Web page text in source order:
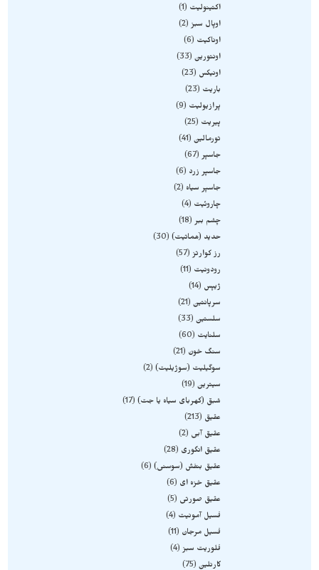
اکتینولیت
1
اوپال سبز 2
اوناکیت
6
اونتورین 33
اونیکس
23
باریت
23
پرازیولیت
9
پیریت
25
تورمالین 41
جاسپر 67
جاسپر زرد
6
جاسپر سیاه
2
چاروئیت
4
چشم ببر 18
حدید (هماتیت) 30
رز کوارتز 57
رودونیت
11
ژیپس
14
سرپانتین 21
سلستین 33
سلنایت
60
سنگ خون
21
سوگیلیت (سوژیلیت) 2
سیترین 19
شبق (کهربای سیاه یا جت) 17
عقیق
213
عقیق آبی
2
عقیق انگوری
28
عقیق بنفش (سوسنی) 6
عقیق خزه ای
6
عقیق صورتی
5
فسیل آمونیت
4
فسیل مرجان
11
فلوریت سبز 4
کارنلین 75